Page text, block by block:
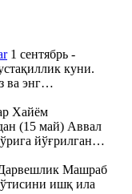
1 сентябрь -
куни.
ва энг…
Хайём
(15 май) Аввал
йўғрилган…
Машраб
ишқ ила